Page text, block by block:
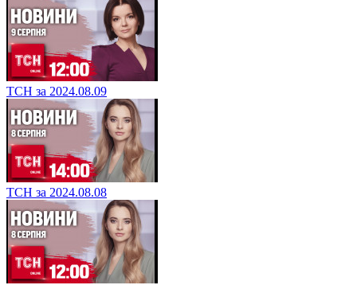
ТСН за 2024.08.09
ТСН за 2024.08.08